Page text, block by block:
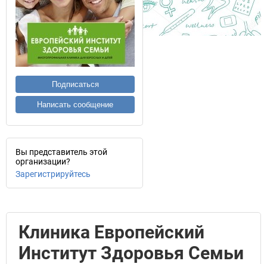
Подписаться
Написать сообщение
Вы представитель этой
организации?
Зарегистрируйтесь
Клиника Европейский
Институт Здоровья Семьи